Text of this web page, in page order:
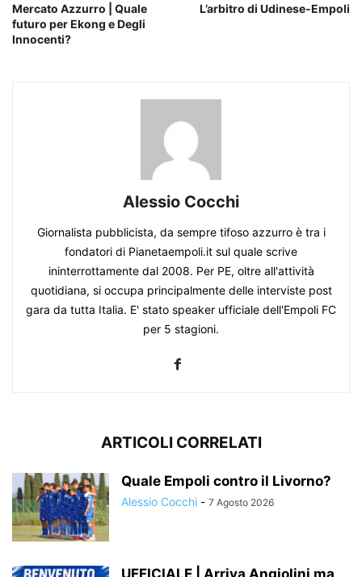
Mercato Azzurro | Quale
futuro per Ekong e Degli
Innocenti?
L’arbitro di Udinese-Empoli
Alessio Cocchi
Giornalista pubblicista, da sempre tifoso azzurro è tra i
fondatori di Pianetaempoli.it sul quale scrive
ininterrottamente dal 2008. Per PE, oltre all'attività
quotidiana, si occupa principalmente delle interviste post
gara da tutta Italia. E' stato speaker ufficiale dell'Empoli FC
per 5 stagioni.
ARTICOLI CORRELATI
Quale Empoli contro il Livorno?
Alessio Cocchi - 7 Agosto 2026
UFFICIALE | Arriva Angiolini ma